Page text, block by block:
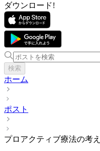
ダウンロード!
検索
ホーム
ポスト
プロアクティブ療法の考